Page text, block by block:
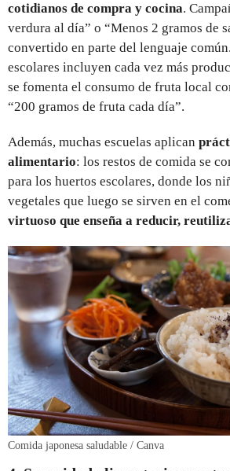
cotidianos de compra y cocina.
verdura al día” o “Menos 2 gramos de
convertido en parte del lenguaje
escolares incluyen cada vez más
se fomenta el consumo de fruta local
“200 gramos de fruta cada día”.
Además, muchas escuelas aplican
alimentario: los restos de comida se
para los huertos escolares, donde los
vegetales que luego se sirven en el
virtuoso que enseña a reducir,
Comida japonesa saludable / Canva